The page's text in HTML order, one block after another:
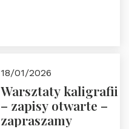
18/01/2026
Warsztaty kaligrafii
– zapisy otwarte –
zapraszamy